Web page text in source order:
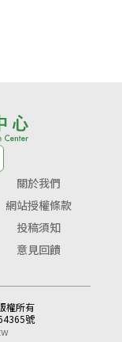
關於我們
網站授權條款
投稿須知
意見回饋
權所有
號